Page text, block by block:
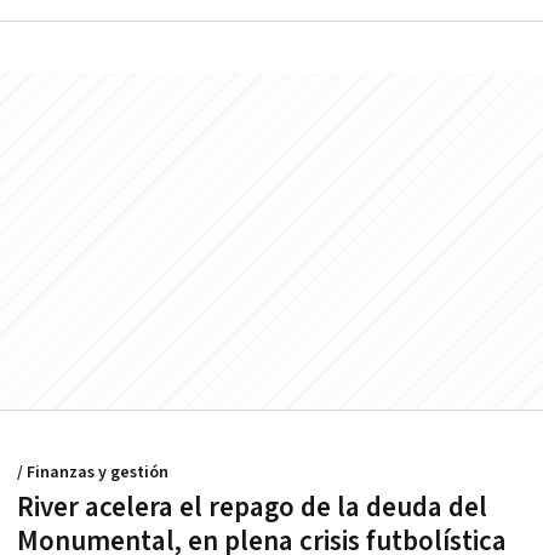
River acelera el repago de la deuda del
Monumental, en plena crisis futbolística
/ Finanzas y gestión